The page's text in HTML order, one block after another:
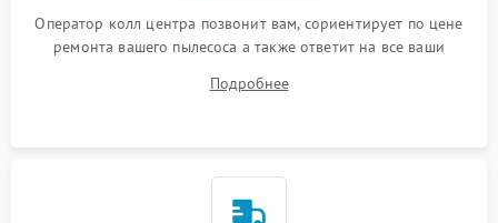
Оператор колл центра позвонит вам, сориентирует по цене
ремонта вашего пылесоса а также ответит на все ваши
Подробнее